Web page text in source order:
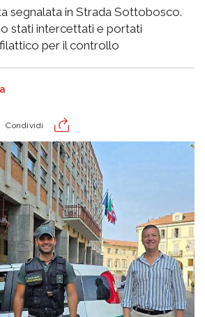
segnalata in Strada Sottobosco.
stati intercettati e portati
per il controllo
Condividi